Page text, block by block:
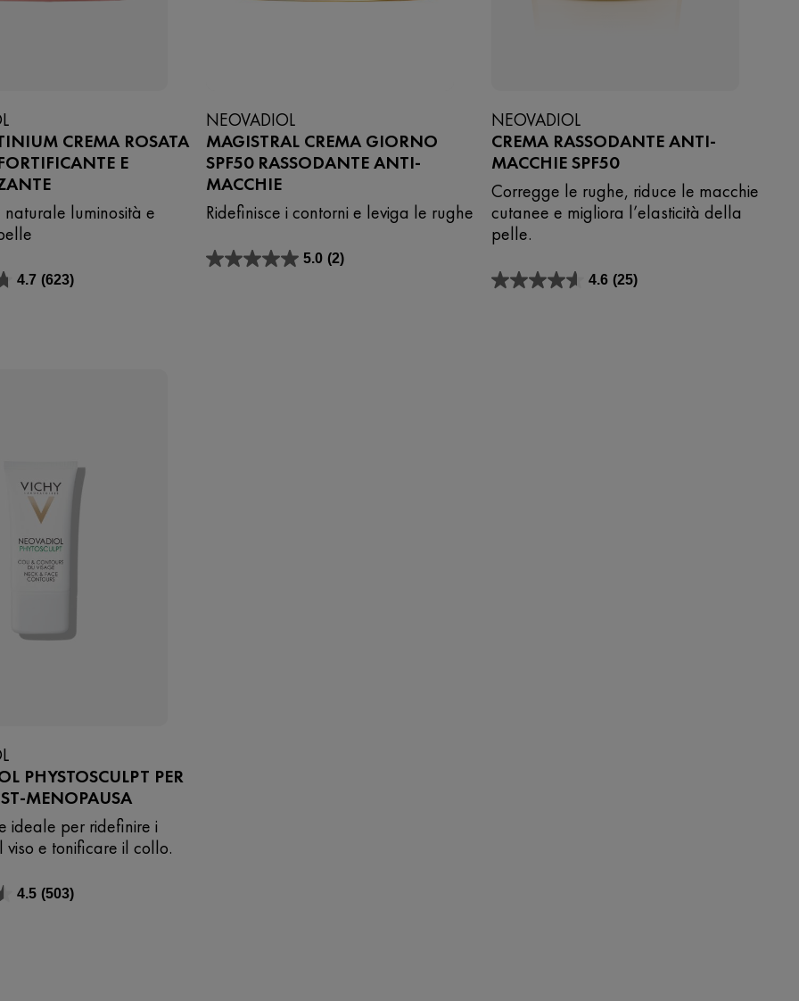
CREMA ROSATA
E
naturale luminosità e
4.7 (623)
NEOVADIOL
MAGISTRAL CREMA GIORNO
SPF50 RASSODANTE ANTI-
MACCHIE
Ridefinisce i contorni e leviga le rughe
5.0 (2)
5.0
NEOVADIOL
CREMA RASSODANTE ANTI-
MACCHIE SPF50
Corregge le rughe, riduce le macchie
cutanee e migliora l’elasticità della
pelle.
4.6 (25)
4.6
PHYSTOSCULPT PER
MENOPAUSA
ideale per ridefinire i
viso e tonificare il collo.
4.5 (503)